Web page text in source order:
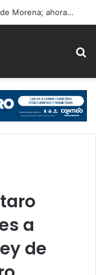
Verónica “N” fue asesora de diputada de Morena; ahora enfrenta proceso por h0m¡cidi0 en Querétaro
a
de